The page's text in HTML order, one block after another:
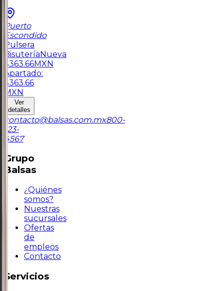
Puerto
Escondido
Pulsera
BisuteríaNueva
$363.66MXN
Apartado:
$363.66
MXN
Ver
detalles
contacto@balsas.com.mx800-
123-
4567
Grupo
Balsas
¿Quiénes
somos?
Nuestras
sucursales
Ofertas
de
empleos
Contacto
Servicios